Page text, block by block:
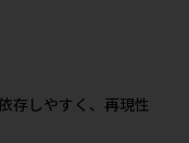
存しやすく、再現性